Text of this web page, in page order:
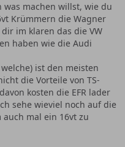
was machen willst, wie du
Krümmern die Wagner
im klaren das die VW
haben wie die Audi
ist den meisten
die Vorteile von TS-
kosten die EFR lader
sehe wieviel noch auf die
mal ein 16vt zu